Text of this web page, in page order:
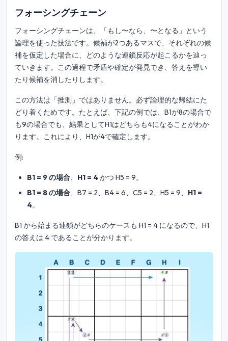
フォーシングチェーン
フォーシングチェーンは、「もし〜なら、〜となる」という
論理を使った技法です。候補が2つあるマスで、それぞれの候
補を仮定した場合に、どのような連鎖反応が起こるかを辿っ
ていきます。この過程で矛盾や確定が発見でき、答えを導い
たり候補を消したりします。
この方法は「推測」ではありません。必ず論理的な帰結にた
どり着くためです。たとえば、下記の例では、B1が8の場合で
も9の場合でも、結果としてH1はどちらも4になることがわか
ります。これにより、H1が4で確定します。
例:
B1 = 9 の場合、 H1 = 4かつ H5 = 9。
B1 = 8 の場合、B7 = 2、B4 = 6、C5 = 2、H5 = 9、 H1 =
4。
B1 から始まる連鎖がどちらのケースも H1 = 4 になるので、H1
の答えは 4 であることが分かります。